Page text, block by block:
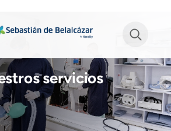
servicios